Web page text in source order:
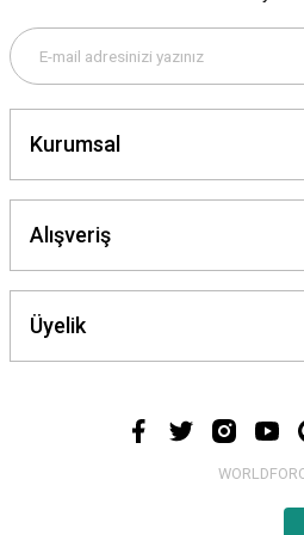
Gönder
Kurumsal
Alışveriş
Üyelik